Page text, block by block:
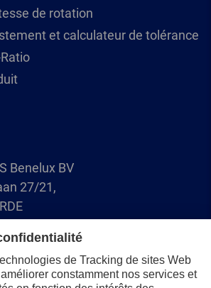
de rotation
et calculateur de tolérance
Benelux BV
27/21,
247 05 90
5937090